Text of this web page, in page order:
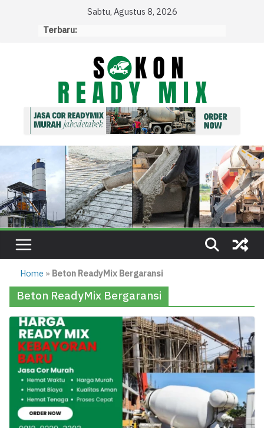
Sabtu, Agustus 8, 2026
Terbaru:
Home » Beton ReadyMix Bergaransi
Beton ReadyMix Bergaransi